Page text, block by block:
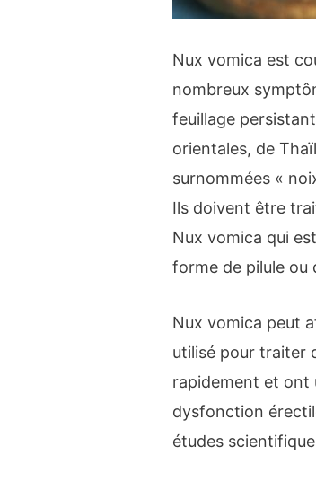
Nux vomica est
nombreux
feuillage
orientales, de
surnommées «
Ils doivent être
Nux vomica qui
forme de pilule ou
Nux vomica peut
utilisé pour traiter
rapidement et ont
dysfonction
études